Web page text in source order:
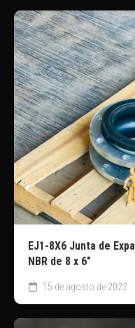
EJ1-8X6 Junta de
NBR de 8 x 6″
15 de agosto de 2022